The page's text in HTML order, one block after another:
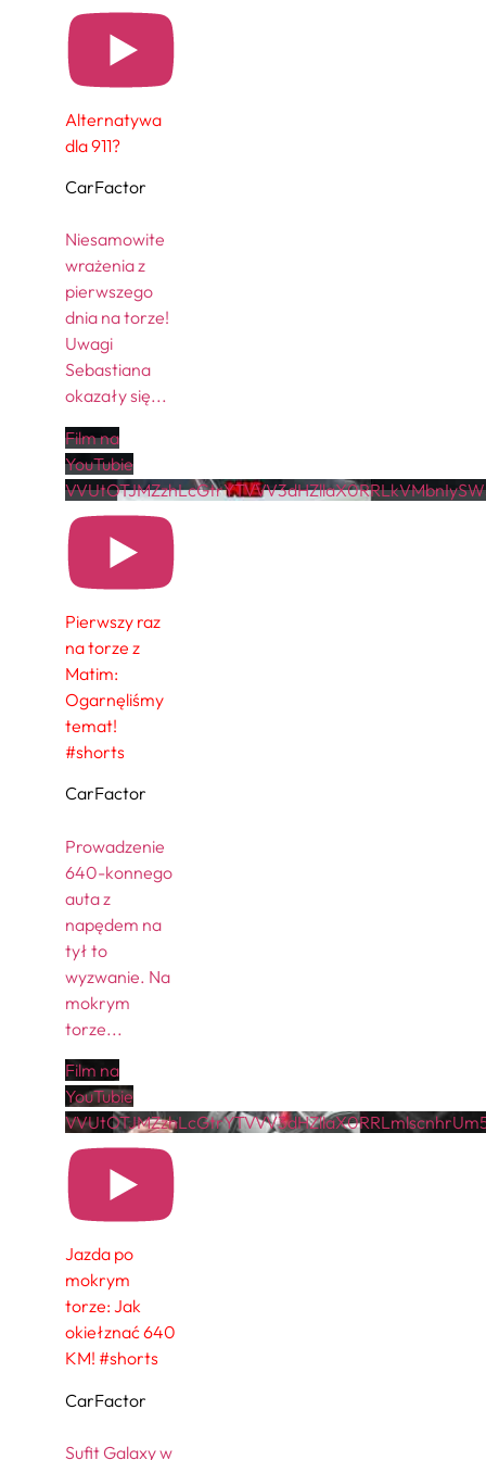
Alternatywa
dla 911?
CarFactor
Niesamowite
wrażenia z
pierwszego
dnia na torze!
Uwagi
Sebastiana
okazały się...
Film na
YouTubie
Pierwszy raz
na torze z
Matim:
Ogarnęliśmy
temat!
#shorts
CarFactor
Prowadzenie
640-konnego
auta z
napędem na
tył to
wyzwanie. Na
mokrym
torze...
Film na
YouTubie
Jazda po
mokrym
torze: Jak
okiełznać 640
KM! #shorts
CarFactor
Sufit Galaxy w